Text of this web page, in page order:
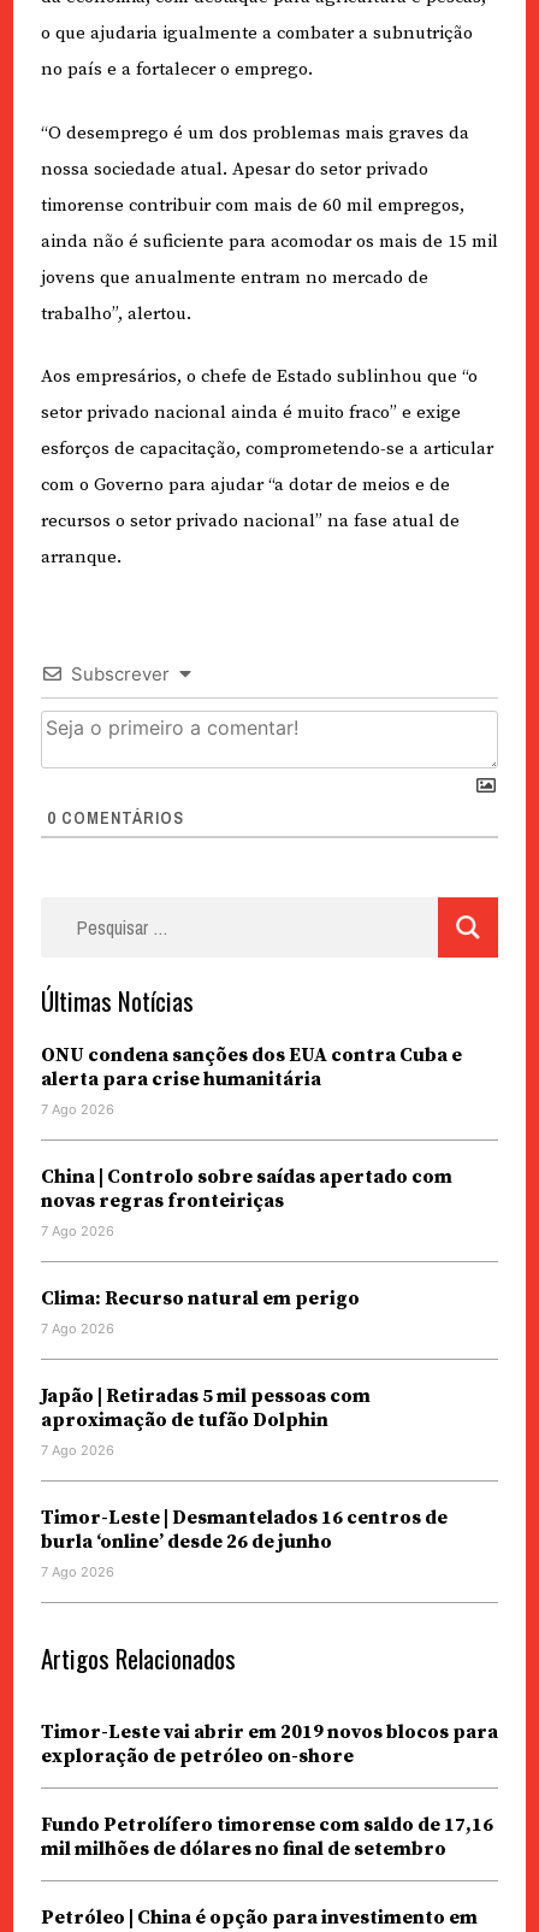
o que ajudaria igualmente a combater a subnutrição
no país e a fortalecer o emprego.
“O desemprego é um dos problemas mais graves da
nossa sociedade atual. Apesar do setor privado
timorense contribuir com mais de 60 mil empregos,
ainda não é suficiente para acomodar os mais de 15 mil
jovens que anualmente entram no mercado de
trabalho”, alertou.
Aos empresários, o chefe de Estado sublinhou que “o
setor privado nacional ainda é muito fraco” e exige
esforços de capacitação, comprometendo-se a articular
com o Governo para ajudar “a dotar de meios e de
recursos o setor privado nacional” na fase atual de
arranque.
Subscrever
0 COMENTÁRIOS
Últimas Notícias
ONU condena sanções dos EUA contra Cuba e
alerta para crise humanitária
7 Ago 2026
China | Controlo sobre saídas apertado com
novas regras fronteiriças
7 Ago 2026
Clima: Recurso natural em perigo
7 Ago 2026
Japão | Retiradas 5 mil pessoas com
aproximação de tufão Dolphin
7 Ago 2026
Timor-Leste | Desmantelados 16 centros de
burla ‘online’ desde 26 de junho
7 Ago 2026
Artigos Relacionados
Timor-Leste vai abrir em 2019 novos blocos para
exploração de petróleo on-shore
Fundo Petrolífero timorense com saldo de 17,16
mil milhões de dólares no final de setembro
Petróleo | China é opção para investimento em